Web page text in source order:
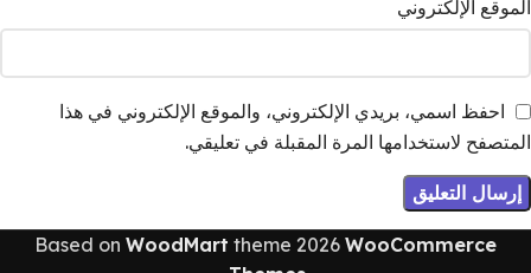
الموقع الإلكتروني
احفظ اسمي، بريدي الإلكتروني، والموقع الإلكتروني في هذا
المتصفح لاستخدامها المرة المقبلة في تعليقي.
Based on WoodMart theme 2026 WooCommerce